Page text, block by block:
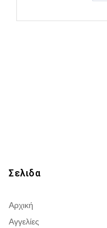
Σελιδα
Αρχική
Αγγελίες